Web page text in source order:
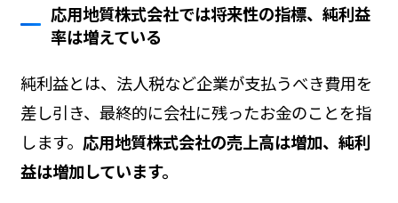
応用地質株式会社では将来性の指標、純利益
率は増えている
純利益とは、法人税など企業が支払うべき費用を
差し引き、最終的に会社に残ったお金のことを指
します。 応用地質株式会社の売上高は増加、純利
益は増加しています。